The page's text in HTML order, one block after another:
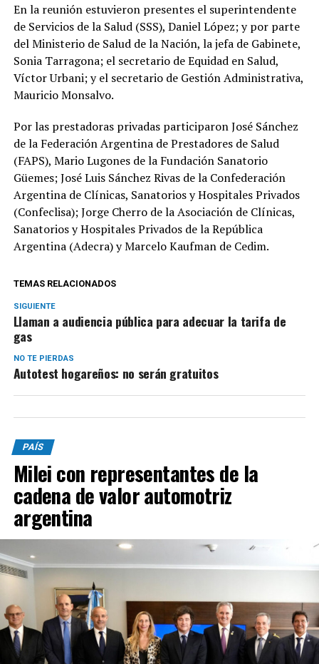
En la reunión estuvieron presentes el superintendente
de Servicios de la Salud (SSS), Daniel López; y por parte
del Ministerio de Salud de la Nación, la jefa de Gabinete,
Sonia Tarragona; el secretario de Equidad en Salud,
Víctor Urbani; y el secretario de Gestión Administrativa,
Mauricio Monsalvo.
Por las prestadoras privadas participaron José Sánchez
de la Federación Argentina de Prestadores de Salud
(FAPS), Mario Lugones de la Fundación Sanatorio
Güemes; José Luis Sánchez Rivas de la Confederación
Argentina de Clínicas, Sanatorios y Hospitales Privados
(Confeclisa); Jorge Cherro de la Asociación de Clínicas,
Sanatorios y Hospitales Privados de la República
Argentina (Adecra) y Marcelo Kaufman de Cedim.
TEMAS RELACIONADOS
SIGUIENTE
Llaman a audiencia pública para adecuar la tarifa de
gas
NO TE PIERDAS
Autotest hogareños: no serán gratuitos
PAÍS
Milei con representantes de la
cadena de valor automotriz
argentina